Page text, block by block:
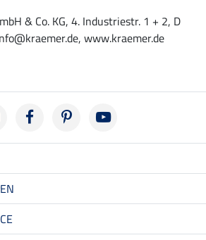
& Co. KG, 4. Industriestr. 1 + 2, D
www.kraemer.de